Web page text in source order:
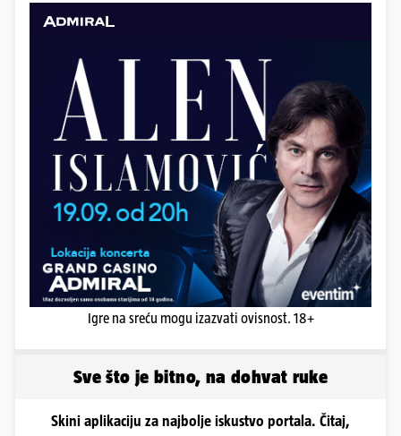
Igre na sreću mogu izazvati ovisnost. 18+
Sve što je bitno, na dohvat ruke
Skini aplikaciju za najbolje iskustvo portala. Čitaj,